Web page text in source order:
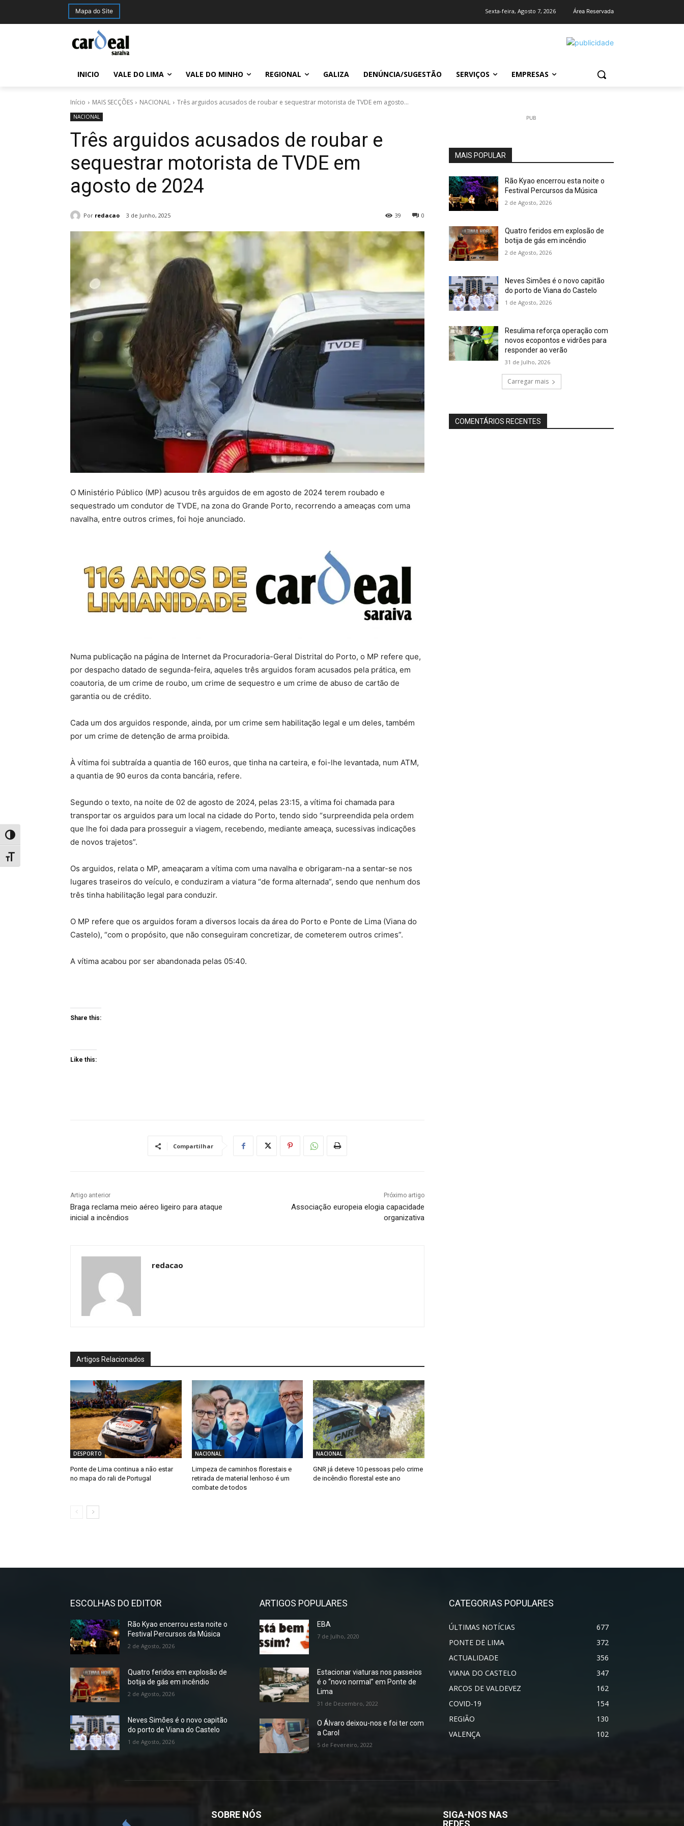
Toggle High Contrast
Toggle Font size
Mapa do Site Sexta-feira, Agosto 7, 2026 Área Reservada
INICIO VALE DO LIMA VALE DO MINHO REGIONAL GALIZA DENÚNCIA/SUGESTÃO SERVIÇOS EMPRESAS
Início MAIS SECÇÕES NACIONAL Três arguidos acusados de roubar e sequestrar motorista de TVDE em agosto...
NACIONAL
Três arguidos acusados de roubar e
sequestrar motorista de TVDE em
agosto de 2024
Por redacao 3 de Junho, 2025 0
39
O Ministério Público (MP) acusou três arguidos de em agosto de 2024 terem roubado e
sequestrado um condutor de TVDE, na zona do Grande Porto, recorrendo a ameaças com uma
navalha, entre outros crimes, foi hoje anunciado.
Numa publicação na página de Internet da Procuradoria-Geral Distrital do Porto, o MP refere que,
por despacho datado de segunda-feira, aqueles três arguidos foram acusados pela prática, em
coautoria, de um crime de roubo, um crime de sequestro e um crime de abuso de cartão de
garantia ou de crédito.
Cada um dos arguidos responde, ainda, por um crime sem habilitação legal e um deles, também
por um crime de detenção de arma proibida.
À vítima foi subtraída a quantia de 160 euros, que tinha na carteira, e foi-lhe levantada, num ATM,
a quantia de 90 euros da conta bancária, refere.
Segundo o texto, na noite de 02 de agosto de 2024, pelas 23:15, a vítima foi chamada para
transportar os arguidos para um local na cidade do Porto, tendo sido “surpreendida pela ordem
que lhe foi dada para prosseguir a viagem, recebendo, mediante ameaça, sucessivas indicações
de novos trajetos”.
Os arguidos, relata o MP, ameaçaram a vítima com uma navalha e obrigaram-na a sentar-se nos
lugares traseiros do veículo, e conduziram a viatura “de forma alternada”, sendo que nenhum dos
três tinha habilitação legal para conduzir.
O MP refere que os arguidos foram a diversos locais da área do Porto e Ponte de Lima (Viana do
Castelo), “com o propósito, que não conseguiram concretizar, de cometerem outros crimes”.
A vítima acabou por ser abandonada pelas 05:40.
Share this:
Like this:
Compartilhar
Artigo anterior
Braga reclama meio aéreo ligeiro para ataque
inicial a incêndios
Próximo artigo
Associação europeia elogia capacidade
organizativa
redacao
Artigos Relacionados
DESPORTO
Ponte de Lima continua a não estar
no mapa do rali de Portugal
NACIONAL
Limpeza de caminhos florestais e
retirada de material lenhoso é um
combate de todos
NACIONAL
GNR já deteve 10 pessoas pelo crime
de incêndio florestal este ano
PUB
MAIS POPULAR
Rão Kyao encerrou esta noite o
Festival Percursos da Música
2 de Agosto, 2026
Quatro feridos em explosão de
botija de gás em incêndio
2 de Agosto, 2026
Neves Simões é o novo capitão
do porto de Viana do Castelo
1 de Agosto, 2026
Resulima reforça operação com
novos ecopontos e vidrões para
responder ao verão
31 de Julho, 2026
Carregar mais
COMENTÁRIOS RECENTES
ESCOLHAS DO EDITOR
Rão Kyao encerrou esta noite o
Festival Percursos da Música
2 de Agosto, 2026
Quatro feridos em explosão de
botija de gás em incêndio
2 de Agosto, 2026
Neves Simões é o novo capitão
do porto de Viana do Castelo
1 de Agosto, 2026
ARTIGOS POPULARES
EBA
7 de Julho, 2020
Estacionar viaturas nos passeios
é o “novo normal” em Ponte de
Lima
31 de Dezembro, 2022
O Álvaro deixou-nos e foi ter com
a Carol
5 de Fevereiro, 2022
CATEGORIAS POPULARES
ÚLTIMAS NOTÍCIAS
677
PONTE DE LIMA
372
ACTUALIDADE
356
VIANA DO CASTELO
347
ARCOS DE VALDEVEZ
162
COVID-19
154
REGIÃO
130
VALENÇA
102
SOBRE NÓS
SIGA-NOS NAS